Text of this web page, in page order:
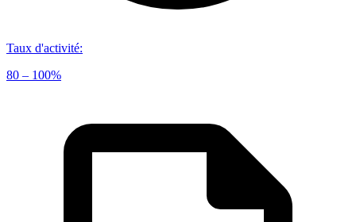
Taux d'activité:
80 – 100%